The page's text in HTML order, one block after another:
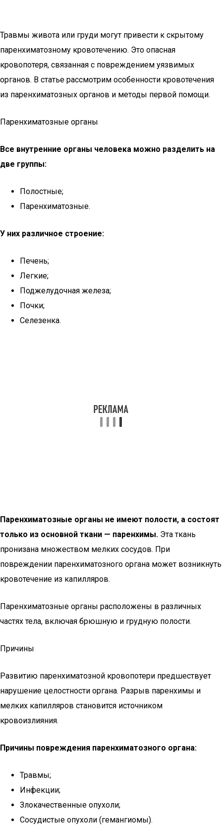
Травмы живота или груди могут привести к скрытому
паренхиматозному кровотечению. Это опасная
кровопотеря, связанная с повреждением уязвимых
органов. В статье рассмотрим особенности кровотечения
из паренхиматозных органов и методы первой помощи.
Паренхиматозные органы
Все внутренние органы человека можно разделить на
две группы:
Полостные;
Паренхиматозные.
У них различное строение:
Печень;
Легкие;
Поджелудочная железа;
Почки;
Селезенка.
Паренхиматозные органы не имеют полости, а состоят
только из основной ткани — паренхимы. Эта ткань
пронизана множеством мелких сосудов. При
повреждении паренхиматозного органа может возникнуть
кровотечение из капилляров.
Паренхиматозные органы расположены в различных
частях тела, включая брюшную и грудную полости.
Причины
Развитию паренхиматозной кровопотери предшествует
нарушение целостности органа. Разрыв паренхимы и
мелких капилляров становится источником
кровоизлияния.
Причины повреждения паренхиматозного органа:
Травмы;
Инфекции;
Злокачественные опухоли;
Сосудистые опухоли (гемангиомы).